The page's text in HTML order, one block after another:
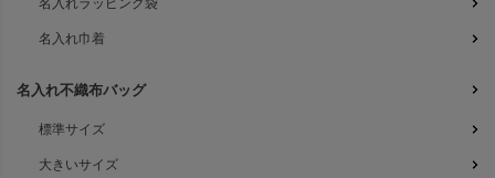
名入れラッピング袋
名入れ巾着
名入れ不織布バッグ
標準サイズ
大きいサイズ